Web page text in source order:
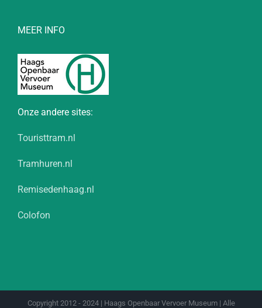
MEER INFO
Onze andere sites:
Touristtram.nl
Tramhuren.nl
Remisedenhaag.nl
Colofon
Copyright 2012 - 2024 | Haags Openbaar Vervoer Museum | Alle